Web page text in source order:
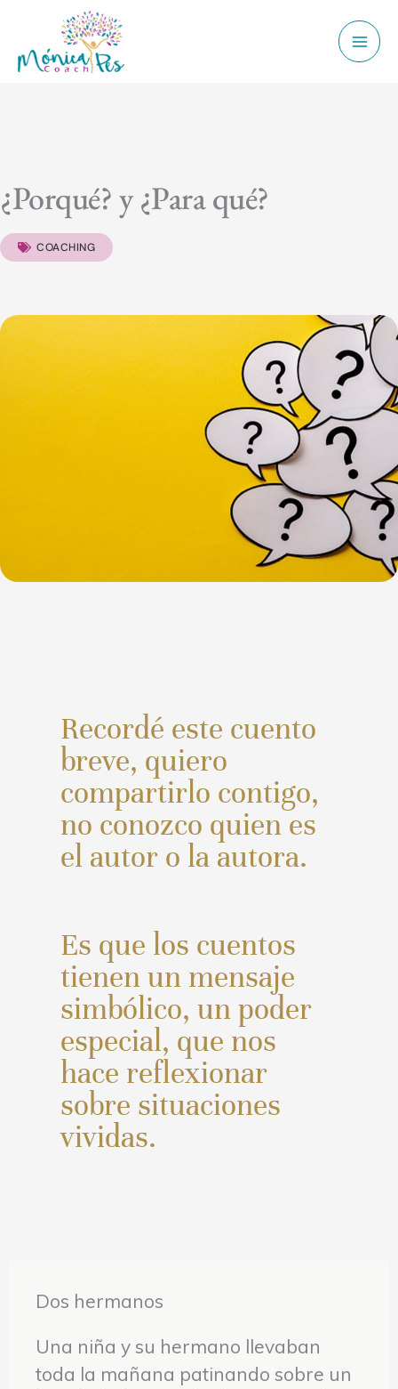
contenido
¿Porqué? y ¿Para qué?
COACHING
Recordé este cuento
breve, quiero
compartirlo contigo,
no conozco quien es
el autor o la autora.
Es que los cuentos
tienen un mensaje
simbólico, un poder
especial, que nos
hace reflexionar
sobre situaciones
vividas.
Dos hermanos
Una niña y su hermano llevaban
toda la mañana patinando sobre un